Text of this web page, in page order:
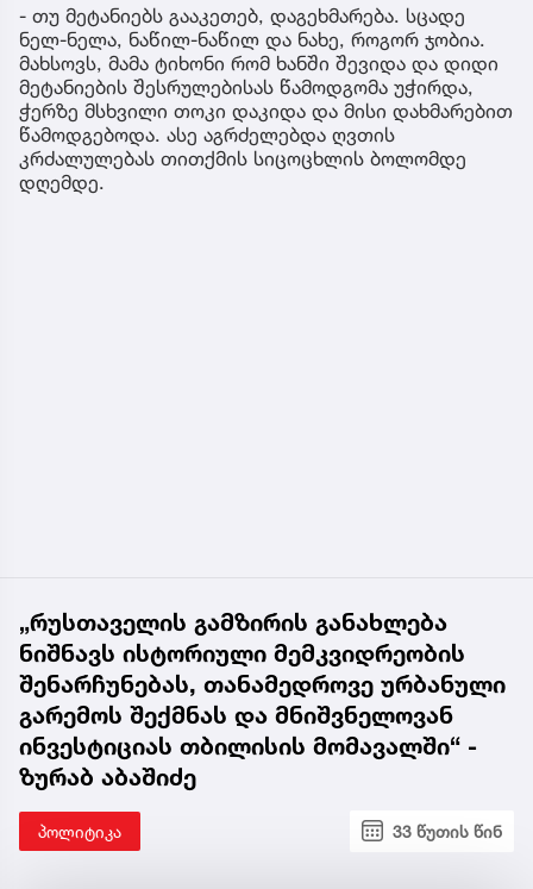
- თუ მეტანიებს გააკეთებ, დაგეხმარება. სცადე
ნელ-ნელა, ნაწილ-ნაწილ და ნახე, როგორ ჯობია.
მახსოვს, მამა ტიხონი რომ ხანში შევიდა და დიდი
მეტანიების შესრულებისას წამოდგომა უჭირდა,
ჭერზე მსხვილი თოკი დაკიდა და მისი დახმარებით
წამოდგებოდა. ასე აგრძელებდა ღვთის
კრძალულებას თითქმის სიცოცხლის ბოლომდე
დღემდე.
„რუსთაველის გამზირის განახლება
ნიშნავს ისტორიული მემკვიდრეობის
შენარჩუნებას, თანამედროვე ურბანული
გარემოს შექმნას და მნიშვნელოვან
ინვესტიციას თბილისის მომავალში“ -
ზურაბ აბაშიძე
პოლიტიკა 33 წუთის წინ